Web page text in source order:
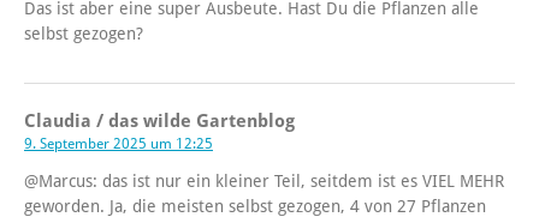
Das ist aber eine super Ausbeute. Hast Du die Pflanzen alle
selbst gezogen?
Claudia / das wilde Gartenblog
9. September 2025 um 12:25
@Marcus: das ist nur ein kleiner Teil, seitdem ist es VIEL MEHR
geworden. Ja, die meisten selbst gezogen, 4 von 27 Pflanzen